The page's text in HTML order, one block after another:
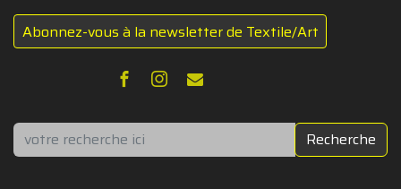
Abonnez-vous à la newsletter de Textile/Art
Rechercher Recherche